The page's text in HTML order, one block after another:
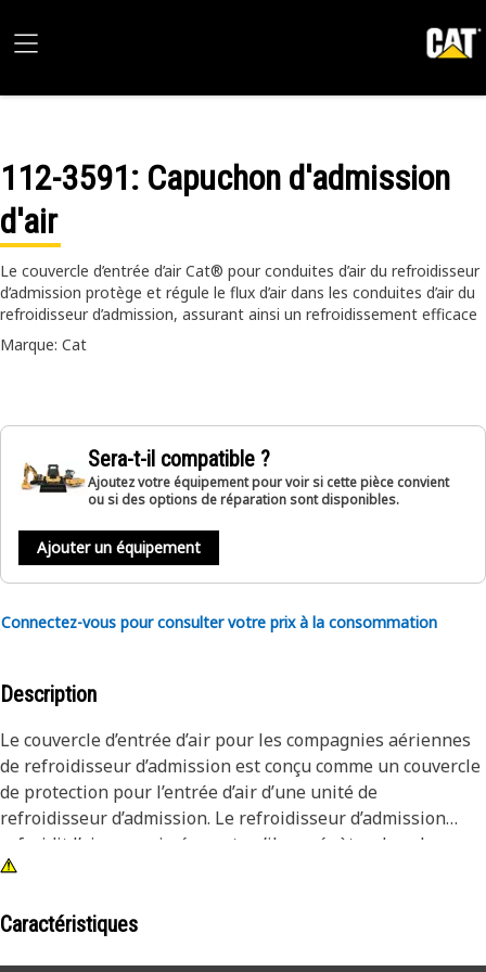
112-3591: Capuchon d'admission
d'air
Le couvercle d’entrée d’air Cat® pour conduites d’air du refroidisseur
d’admission protège et régule le flux d’air dans les conduites d’air du
refroidisseur d’admission, assurant ainsi un refroidissement efficace
Marque: Cat
Sera-t-il compatible ?
Ajoutez votre équipement pour voir si cette pièce convient
ou si des options de réparation sont disponibles.
Ajouter un équipement
Connectez-vous pour consulter votre prix à la consommation
Description
Le couvercle d’entrée d’air pour les compagnies aériennes
de refroidisseur d’admission est conçu comme un couvercle
de protection pour l’entrée d’air d’une unité de
refroidisseur d’admission. Le refroidisseur d’admission
refroidit l’air comprimé avant qu’il ne pénètre dans les
équipements ou les processus en aval. Le couvercle
d’admission des particules étrangères, des contaminants et
Caractéristiques